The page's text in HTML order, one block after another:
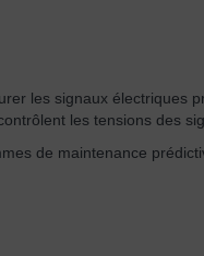
les signaux électriques
les tensions des
de maintenance